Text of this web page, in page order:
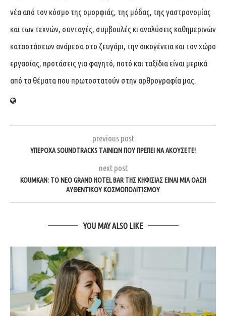
νέα από τον κόσμο της ομορφιάς, της μόδας, της γαστρονομίας
και των τεχνών, συνταγές, συμβουλές κι αναλύσεις καθημερινών
καταστάσεων ανάμεσα στο ζευγάρι, την οικογένεια και τον χώρο
εργασίας, προτάσεις για φαγητό, ποτό και ταξίδια είναι μερικά
από τα θέματα που πρωτοστατούν στην αρθρογραφία μας.
previous post
ΥΠΕΡΟΧΑ SOUNDTRACKS ΤΑΙΝΙΩΝ ΠΟΥ ΠΡΕΠΕΙ ΝΑ ΑΚΟΥΣΕΤΕ!
next post
KOUMKAN: ΤΟ ΝΕΟ GRAND HOTEL BAR ΤΗΣ ΚΗΦΙΣΙΑΣ ΕΙΝΑΙ ΜΙΑ ΟΑΣΗ
ΑΥΘΕΝΤΙΚΟΥ ΚΟΣΜΟΠΟΛΙΤΙΣΜΟΥ
YOU MAY ALSO LIKE